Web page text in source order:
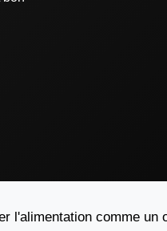
l'alimentation comme